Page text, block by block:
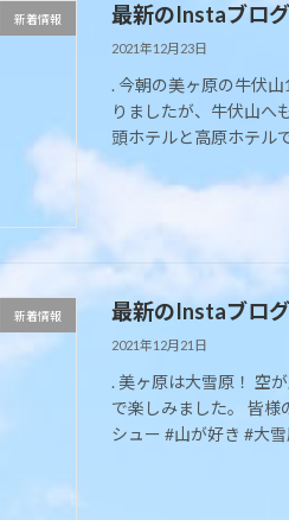
新着情報 最新のInstaブロ
2021年12月23日
. 今朝の美ヶ原の牛伏
りましたが、牛伏山へ
頭ホテルと高原ホテル
新着情報 最新のInstaブロ
2021年12月21日
. 美ヶ原は大雪原！ 空
で楽しみました。 皆様
シュー #山が好き #大